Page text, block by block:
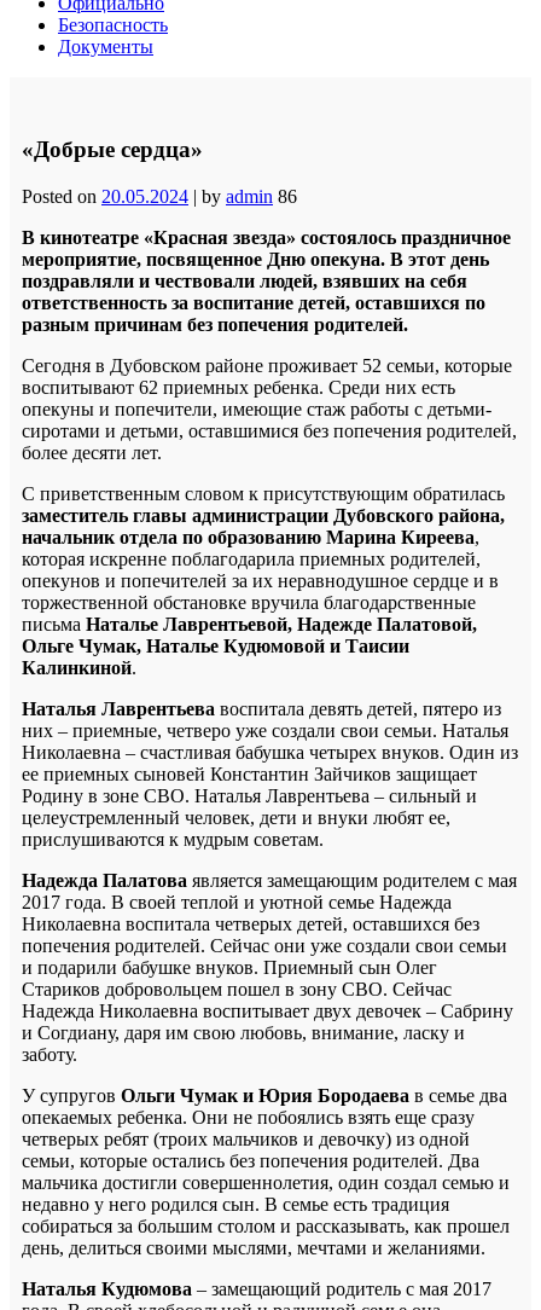
Безопасность
Документы
«Добрые сердца»
Posted on 20.05.2024 | by admin 86
В кинотеатре «Красная звезда» состоялось праздничное
мероприятие, посвященное Дню опекуна. В этот день
поздравляли и чествовали людей, взявших на себя
ответственность за воспитание детей, оставшихся по
разным причинам без попечения родителей.
Сегодня в Дубовском районе проживает 52 семьи, которые
воспитывают 62 приемных ребенка. Среди них есть
опекуны и попечители, имеющие стаж работы с детьми-
сиротами и детьми, оставшимися без попечения родителей,
более десяти лет.
С приветственным словом к присутствующим обратилась
заместитель главы администрации Дубовского района,
начальник отдела по образованию Марина Киреева,
которая искренне поблагодарила приемных родителей,
опекунов и попечителей за их неравнодушное сердце и в
торжественной обстановке вручила благодарственные
письма Наталье Лаврентьевой, Надежде Палатовой,
Ольге Чумак, Наталье Кудюмовой и Таисии
Калинкиной.
Наталья Лаврентьева воспитала девять детей, пятеро из
них – приемные, четверо уже создали свои семьи. Наталья
Николаевна – счастливая бабушка четырех внуков. Один из
ее приемных сыновей Константин Зайчиков защищает
Родину в зоне СВО. Наталья Лаврентьева – сильный и
целеустремленный человек, дети и внуки любят ее,
прислушиваются к мудрым советам.
Надежда Палатова является замещающим родителем с мая
2017 года. В своей теплой и уютной семье Надежда
Николаевна воспитала четверых детей, оставшихся без
попечения родителей. Сейчас они уже создали свои семьи
и подарили бабушке внуков. Приемный сын Олег
Стариков добровольцем пошел в зону СВО. Сейчас
Надежда Николаевна воспитывает двух девочек – Сабрину
и Согдиану, даря им свою любовь, внимание, ласку и
заботу.
У супругов Ольги Чумак и Юрия Бородаева в семье два
опекаемых ребенка. Они не побоялись взять еще сразу
четверых ребят (троих мальчиков и девочку) из одной
семьи, которые остались без попечения родителей. Два
мальчика достигли совершеннолетия, один создал семью и
недавно у него родился сын. В семье есть традиция
собираться за большим столом и рассказывать, как прошел
день, делиться своими мыслями, мечтами и желаниями.
Наталья Кудюмова – замещающий родитель с мая 2017